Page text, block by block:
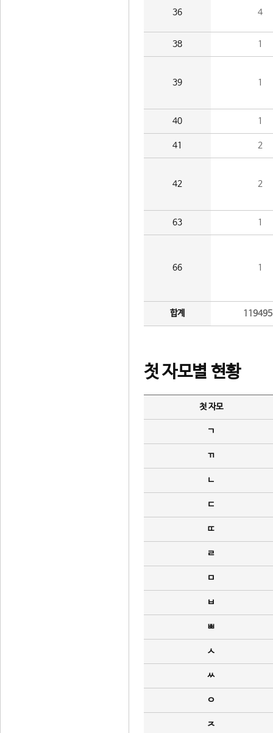
36 4
38 1
39 1
40 1
41 2
42 2
63 1
66 1
합계
첫 자모별 현황
첫 자모
ㄱ
ㄲ
ㄴ
ㄷ
ㄸ
ㄹ
ㅁ
ㅂ
ㅃ
ㅅ
ㅆ
ㅇ
ㅈ